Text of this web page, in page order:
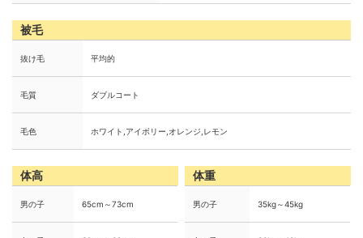
被毛
抜け毛 平均的
毛質 ダブルコート
毛色 ホワイト,アイボリー,オレンジ,レモン
体高
男の子 65cm～73cm
体重
男の子 35kg～45kg